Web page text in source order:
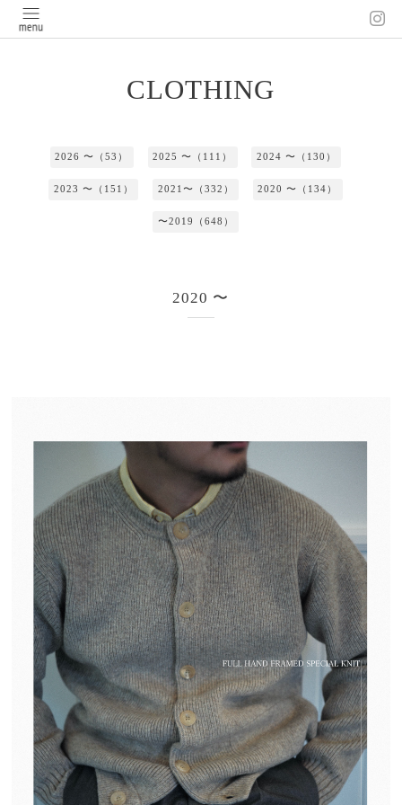
CLOTHING
2026 〜（53） 2025 〜（111） 2024 〜（130）
2023 〜（151） 2021〜（332） 2020 〜（134）
〜2019（648）
2020 〜